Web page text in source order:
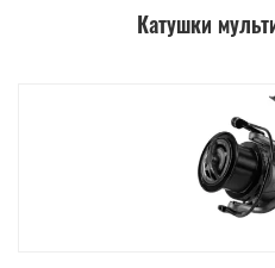
Катушки